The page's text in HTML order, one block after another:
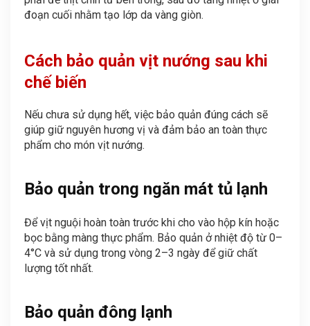
đoạn cuối nhằm tạo lớp da vàng giòn.
Cách bảo quản vịt nướng sau khi
chế biến
Nếu chưa sử dụng hết, việc bảo quản đúng cách sẽ
giúp giữ nguyên hương vị và đảm bảo an toàn thực
phẩm cho món vịt nướng.
Bảo quản trong ngăn mát tủ lạnh
Để vịt nguội hoàn toàn trước khi cho vào hộp kín hoặc
bọc bằng màng thực phẩm. Bảo quản ở nhiệt độ từ 0–
4°C và sử dụng trong vòng 2–3 ngày để giữ chất
lượng tốt nhất.
Bảo quản đông lạnh